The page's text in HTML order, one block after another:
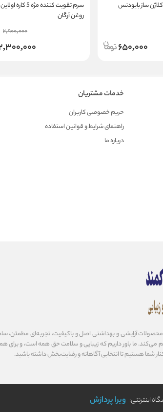
ساز بایودنس
650,000
سرم تقویت کننده مژه 5
روغن آرگان
2,900,000
خدمات مشتریان
حریم خصوصی کاربران
راهنمای شرایط و قوانین استفاده
درباره ما
آرایشی و بهداشتی اصل و باکیفیت، تجربه‌ای مطمئن،
می‌کند. ما باور داریم که زیبایی و سلامت حق همه است، و برای
شما هستیم تا انتخابی آگاهانه و رضایت‌بخش داشته باشید.
اینترنتی: ویرا پردازش